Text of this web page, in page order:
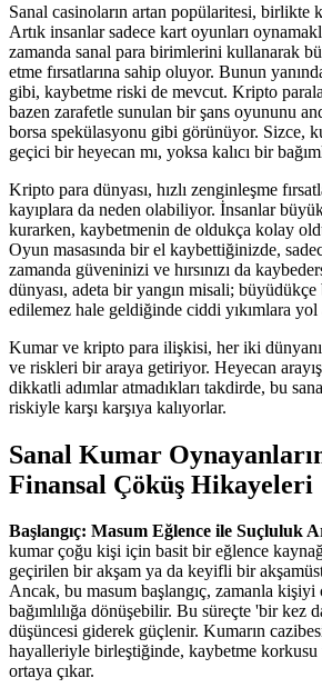
Sanal casinoların artan popülaritesi, birlikte
Artık insanlar sadece kart oyunları
zamanda sanal para birimlerini kullanarak
etme fırsatlarına sahip oluyor. Bunun
gibi, kaybetme riski de mevcut. Kripto
bazen zarafetle sunulan bir şans oyununu
borsa spekülasyonu gibi görünüyor. Sizce,
geçici bir heyecan mı, yoksa kalıcı bir
Kripto para dünyası, hızlı zenginleşme
kayıplara da neden olabiliyor. İnsanlar
kurarken, kaybetmenin de oldukça kolay
Oyun masasında bir el kaybettiğinizde,
zamanda güveninizi ve hırsınızı da
dünyası, adeta bir yangın misali;
edilemez hale geldiğinde ciddi yıkımlara
Kumar ve kripto para ilişkisi, her iki
ve riskleri bir araya getiriyor. Heyecan
dikkatli adımlar atmadıkları takdirde, bu
riskiyle karşı karşıya kalıyorlar.
Sanal Kumar
Finansal Çöküş Hikayeleri
Başlangıç: Masum Eğlence ile Suçluluk
kumar çoğu kişi için basit bir eğlence
geçirilen bir akşam ya da keyifli bir
Ancak, bu masum başlangıç, zamanla kişiyi
bağımlılığa dönüşebilir. Bu süreçte 'bir kez
düşüncesi giderek güçlenir. Kumarın
hayalleriyle birleştiğinde, kaybetme
ortaya çıkar.